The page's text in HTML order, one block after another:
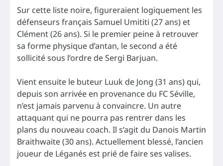
Sur cette liste noire, figureraient logiquement les
défenseurs français Samuel Umititi (27 ans) et
Clément (26 ans). Si le premier peine à retrouver
sa forme physique d’antan, le second a été
sollicité sous l’ordre de Sergi Barjuan.
Vient ensuite le buteur Luuk de Jong (31 ans) qui,
depuis son arrivée en provenance du FC Séville,
n’est jamais parvenu à convaincre. Un autre
attaquant qui ne pourra pas rentrer dans les
plans du nouveau coach. Il s’agit du Danois Martin
Braithwaite (30 ans). Actuellement blessé, l’ancien
joueur de Léganés est prié de faire ses valises.